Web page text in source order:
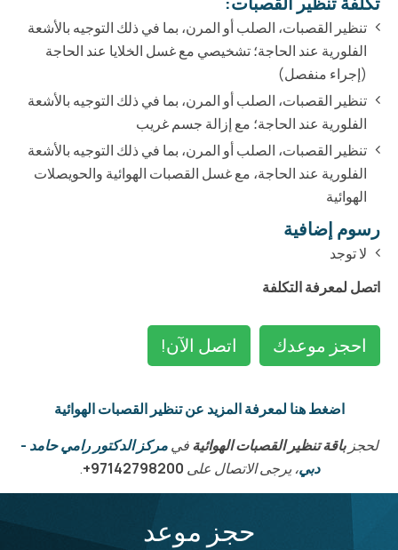
تنظير القصبات، الصلب أو المرن، بما في ذلك التوجيه بالأشعة
الفلورية عند الحاجة؛ تشخيصي مع غسل الخلايا عند الحاجة
(إجراء منفصل)
تنظير القصبات، الصلب أو المرن، بما في ذلك التوجيه بالأشعة
الفلورية عند الحاجة؛ مع إزالة جسم غريب
تنظير القصبات، الصلب أو المرن، بما في ذلك التوجيه بالأشعة
الفلورية عند الحاجة، مع غسل القصبات الهوائية والحويصلات
الهوائية
اتصل لمعرفة التكلفة
رسوم إضافية
لا توجد
احجز موعدك اتصل الآن!
اضغط هنا لمعرفة المزيد عن تنظير القصبات الهوائية
لحجزباقة تنظير القصبات الهوائيةفيمركز الدكتور رامي حامد -
دبي، يرجى الاتصال على 97142798200+
.
حجز موعد